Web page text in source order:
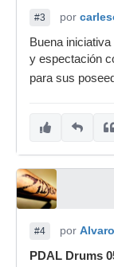
#3 por
Buena
y espectación
para sus
#4 por
PDAL Drums